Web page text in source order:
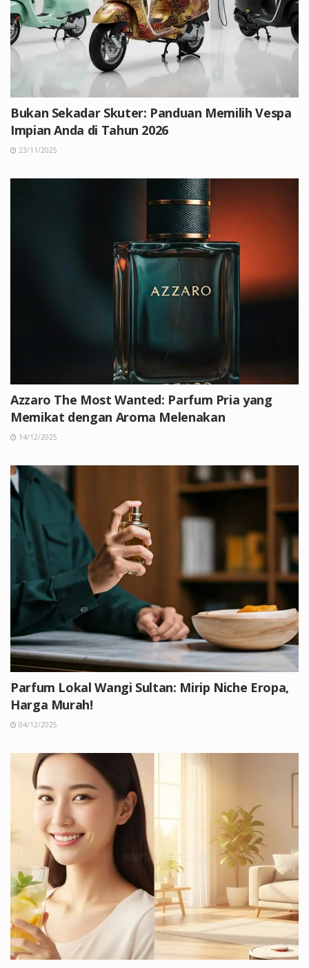
Bukan Sekadar Skuter: Panduan Memilih Vespa
Impian Anda di Tahun 2026
23/11/2025
Azzaro The Most Wanted: Parfum Pria yang
Memikat dengan Aroma Melenakan
14/12/2025
Parfum Lokal Wangi Sultan: Mirip Niche Eropa,
Harga Murah!
04/12/2025